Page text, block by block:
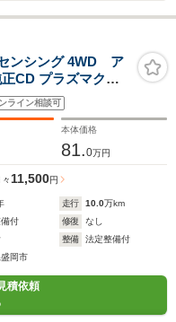
ンシング 4WD ア
CD プラズマクラ
ビューパッケージ
キーシステム シル
り防止
ライン相談可
本体価格
81.0万円
々 11,500円
走行 10.0万km
付 修復
なし
整備
法定整備付
岡市
積依頼